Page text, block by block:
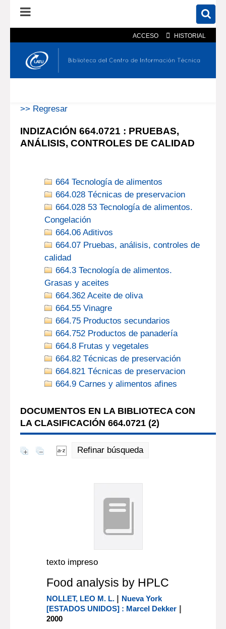
ACCESO HISTORIAL
En el catálogo En el sitio
>> Regresar
INDIZACIÓN 664.0721 : PRUEBAS,
ANÁLISIS, CONTROLES DE CALIDAD
664 Tecnología de alimentos
664.028 Técnicas de preservacion
664.028 53 Tecnología de alimentos.
Congelación
664.06 Aditivos
664.07 Pruebas, análisis, controles de
calidad
664.3 Tecnología de alimentos.
Grasas y aceites
664.362 Aceite de oliva
664.55 Vinagre
664.75 Productos secundarios
664.752 Productos de panadería
664.8 Frutas y vegetales
664.82 Técnicas de preservación
664.821 Técnicas de preservacion
664.9 Carnes y alimentos afines
DOCUMENTOS EN LA BIBLIOTECA CON
LA CLASIFICACIÓN 664.0721 (2)
Refinar búsqueda
texto impreso
Food analysis by HPLC
NOLLET, LEO M. L. | Nueva York
[ESTADOS UNIDOS] : Marcel Dekker |
2000